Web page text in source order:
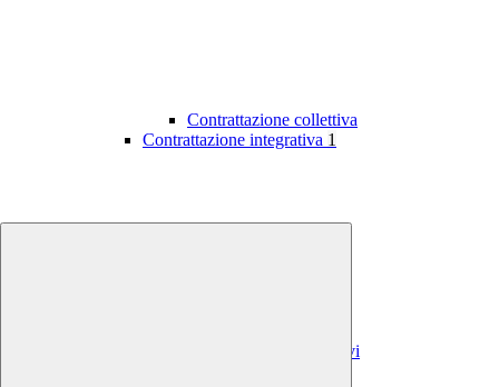
Contrattazione collettiva
Contrattazione integrativa 1
Costi contratti integrativi